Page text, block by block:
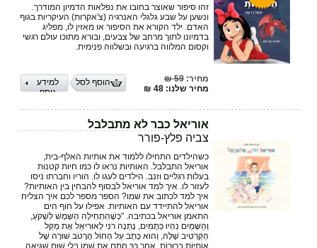
זהו סיפור שאוצר בחובו את נפלאות הדמיון המודרך.
ונשען על שבע גלגלי האנרגיה (צ'אקרות) העיקריות בגוף
האדם. ילד הקורא את הסיפור או מאזין לו, מפליג
בדמיונו לתוך מרחב של צבעים, ובורא מתוכו עולם רגשי
וקסום המלווה ברגיעה ובשלווה פנימית.
מחיר:59 ₪
מחיר שלנו: 48 ₪
למידע
נוסף
הוסף לסל
אוריאל כבר לא מתבלבל
צביה פלץ-פורר
כשהילדים התחילו ללמוד את אותיות האלף-בית,
אוריאל התבלבל. האותיות נראו לו כמו חיות קטנות
בעלות רגליים וזנב. הילדים לעגו לו. הוריו וחברתו ניסו
לעזור לו. איך למד אוריאל לבסוף להבחין בין האותיות?
איך למד לכתוב את שמו? הספר מספר לכם איך הצליח
אוריאל להתיידד עם האותיות. אפילו על חוף הים
התאמן אוריאל בכתיבה. "כְּשֶׁהִתְחִילָה הַשֶּׁמֶשׁ לִשְׁקֹעַ,
וְהַשָּׁמַיִם נִהְיוּ כְּתֻמִּים, נָתְנָה רֹנִּי לְאוּרִיאֵל אֶת מַקֵּל
הַקַּרְטִיב שֶׁלָּהּ, וְהוּא כָּתַב עַל הַחוֹל הָרָטֹב שׁוּרָה שֶׁל
אוֹתִיּוֹת בְּרוּרוֹת. אַחַר כָּךְ חָתַם אֶת שְׁמוֹ בְּלִי שׁוּם שְׁגִיאָה.